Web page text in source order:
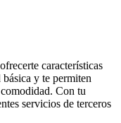
características
y te permiten
Con tu
servicios de terceros